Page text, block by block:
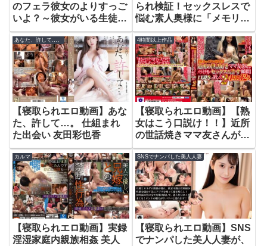
のフェラ彼女のよりすっご
いよ？～彼女がいる生徒に
追撃フェラチオ女教師～
北岡果林
られ検証！セックスレスで
悩む素人奥様に「メモリア
ルヌードフォト」と題され
た雑誌の特集だと騙し、絶
倫チ〇ポ男と素肌密着偽撮
影会！旦那よりも若くてカ
チカチに反り返ったチ〇ポ
がマ〇コまで1cmに超接近
して奥様急激欲情！？痴女
覚醒！
あなた、許して…。
【寝取られエロ動画】あな
た、許して…。 仕組まれ
た出会い 友田彩也香
4時間以上作品
【寝取られエロ動画】【熟
女はこう口説け！！】近所
の世話焼きママ友さんがバ
ツイチ男にセックスを許す
瞬間2 口説きの達人 4時間
12人
カルマ
【寝取られエロ動画】実録
淫湿家庭内親族相姦 美人
SNSでナンパした美人人妻
【寝取られエロ動画】SNS
でナンパした美人人妻が、